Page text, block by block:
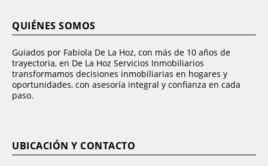
QUIÉNES SOMOS
Guiados por Fabiola De La Hoz, con más de 10 años de
trayectoria, en De La Hoz Servicios Inmobiliarios
transformamos decisiones inmobiliarias en hogares y
oportunidades, con asesoría integral y confianza en cada
paso.
UBICACIÓN Y CONTACTO